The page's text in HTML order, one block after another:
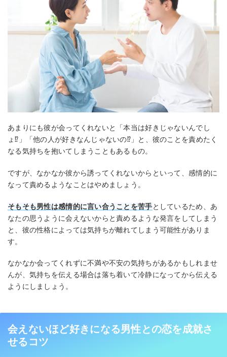
あまりにも彼が会ってくれないと「本当は好きじゃないんでし
ょ⁉︎」「他の人が好きなんじゃないの⁉︎」と、彼のことを責めたく
なる気持ちを抱いてしまうこともあるもの。
ですが、なかなか彼から誘ってくれないからといって、感情的に
なって責めるようなことはやめましょう。
そもそも男性は感情的に言い合うことを苦手としているため、あ
なたの思うように会えないからと責めるような発言をしてしまう
と、彼の性格によっては気持ちが離れてしまう可能性がありま
す。
なかなか会ってくれずに不満や不安の気持ちがあるかもしれませ
んが、気持ちを伝える場合は落ち着いて冷静になってから伝える
ようにしましょう。
会えないほど好きになる男性との恋を成就さ
せるコツ